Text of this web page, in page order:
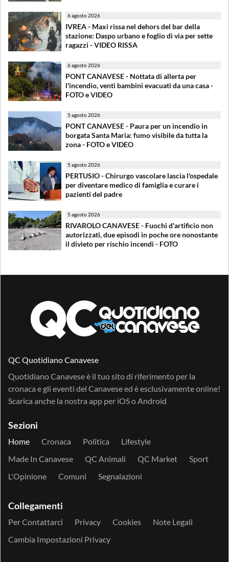
6 agosto 2026
IVREA - Maxi rissa nel dehors del bar della
stazione: Daspo urbano e foglio di via per sette
ragazzi - VIDEO RISSA
6 agosto 2026
PONT CANAVESE - Nottata di allerta per
l'incendio, venti bambini evacuati da una casa -
FOTO e VIDEO
5 agosto 2026
PONT CANAVESE - Paura per un incendio in
borgata Santa Maria: fumo visibile da tutta la
zona - FOTO e VIDEO
5 agosto 2026
PERTUSIO - Chirurgo vascolare lascia l'ospedale
per diventare medico di famiglia e curare i
pazienti del padre
5 agosto 2026
RIVAROLO CANAVESE - Fuochi d'artificio non
autorizzati, due episodi in poche ore nonostante
il divieto per rischio incendi - FOTO
QC Quotidiano Canavese
Quotidiano Canavese è il tuo sito di riferimento per la
cronaca e gli eventi del Canavese ed è esclusivamente online!
Scarica anche la nostra app per iOSo Android
Sezioni
Home Cronaca Politica
Lifestyle
Made In Canavese
QC Animali QC Market
Sport
L'Opinione
Comuni Segnalazioni
Collegamenti
Per Contattarci Privacy Cookies
Note Legali
Cambia Impostazioni Privacy